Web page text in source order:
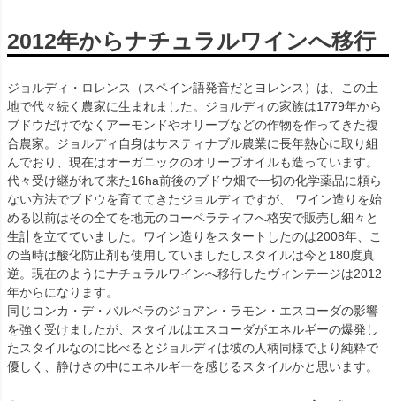
2012年からナチュラルワインへ移行
ジョルディ・ロレンス（スペイン語発音だとヨレンス）は、この土
地で代々続く農家に生まれました。ジョルディの家族は1779年から
ブドウだけでなくアーモンドやオリーブなどの作物を作ってきた複
合農家。ジョルディ自身はサスティナブル農業に長年熱心に取り組
んでおり、現在はオーガニックのオリーブオイルも造っています。
代々受け継がれて来た16ha前後のブドウ畑で一切の化学薬品に頼ら
ない方法でブドウを育ててきたジョルディですが、 ワイン造りを始
める以前はその全てを地元のコーペラティフへ格安で販売し細々と
生計を立てていました。ワイン造りをスタートしたのは2008年、こ
の当時は酸化防止剤も使用していましたしスタイルは今と180度真
逆。現在のようにナチュラルワインへ移行したヴィンテージは2012
年からになります。
同じコンカ・デ・バルベラのジョアン・ラモン・エスコーダの影響
を強く受けましたが、スタイルはエスコーダがエネルギーの爆発し
たスタイルなのに比べるとジョルディは彼の人柄同様でより純粋で
優しく、静けさの中にエネルギーを感じるスタイルかと思います。